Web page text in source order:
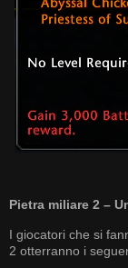
Pietra miliare 2 –
I giocatori che si
2 otterranno i